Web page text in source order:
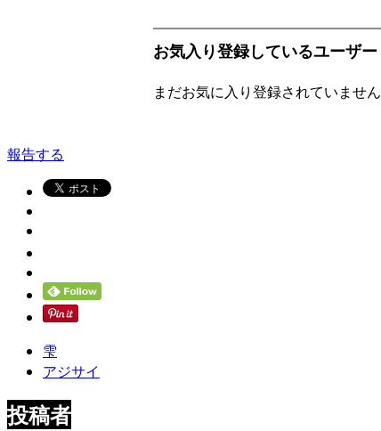
お気入り登録しているユーザー
まだお気に入り登録されていません
報告する
雫
アジサイ
投稿者